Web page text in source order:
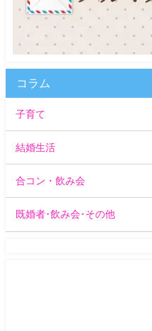
コラム
子育て
結婚生活
合コン・飲み会
既婚者･飲み会･その他